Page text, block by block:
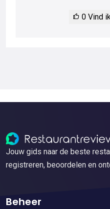
0 Vind
Jouw gids naar de beste
registreren, beoordelen en
Beheer